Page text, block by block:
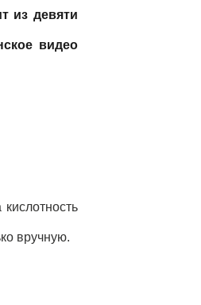
из девяти
видео
вручную.